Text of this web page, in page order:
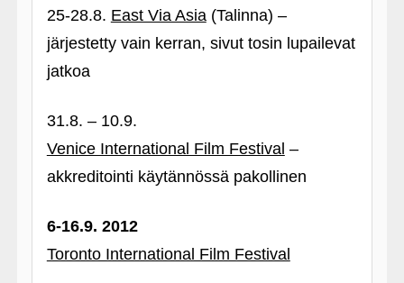
25-28.8. East Via Asia(Talinna) –
järjestetty vain kerran, sivut tosin lupailevat
jatkoa
31.8. – 10.9.
Venice International Film Festival –
akkreditointi käytännössä pakollinen
6-16.9. 2012
Toronto International Film Festival